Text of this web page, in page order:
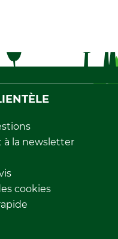
la newsletter
cookies